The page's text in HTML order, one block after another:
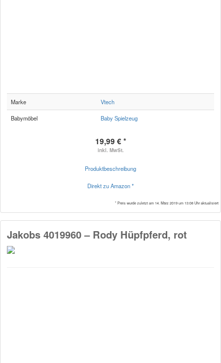
Marke Vtech
Babymöbel Baby Spielzeug
19,99 € *
inkl. MwSt.
Produktbeschreibung
Direkt zu Amazon *
* Preis wurde zuletzt am 14. März 2019 um 13:08 Uhr aktualisiert
Jakobs 4019960 – Rody Hüpfpferd, rot